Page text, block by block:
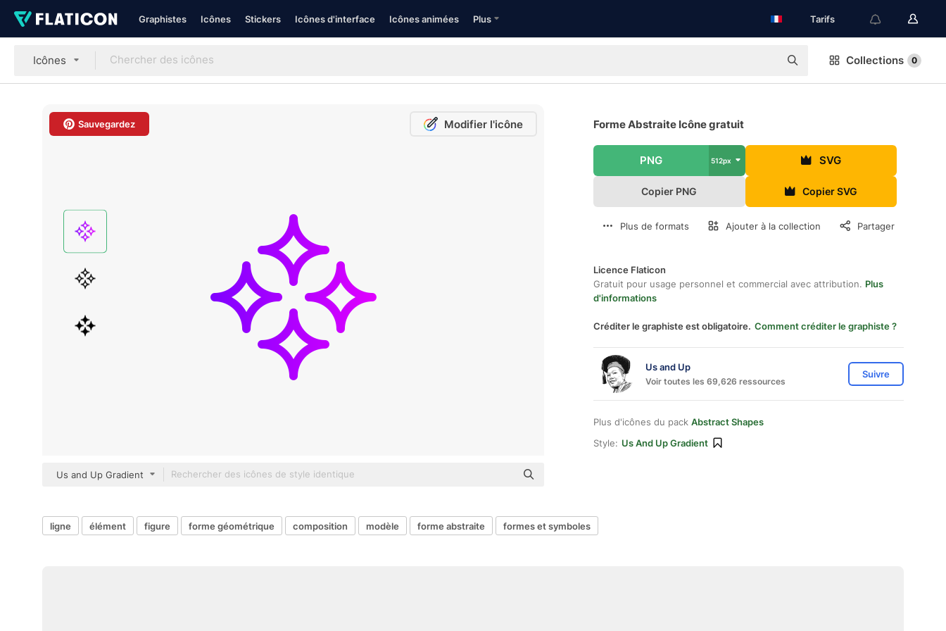
Graphistes Icônes Stickers Icônes d'interface Icônes animées Plus Tarifs
Icônes Collections 0
Sauvegardez Modifier l'icône
Us and Up Gradient
Forme Abstraite Icône gratuit
PNG 512px SVG
Copier PNG Copier SVG
Plus de formats Ajouter à la collection Partager
Licence Flaticon
Gratuit pour usage personnel et commercial avec attribution. Plus
d'informations
Créditer le graphiste est obligatoire. Comment créditer le graphiste ?
Us and Up
Voir toutes les 69,626 ressources
Suivre
Plus d'icônes du pack Abstract Shapes
Style: Us And Up Gradient
ligne élément figure forme géométrique composition modèle forme abstraite formes et symboles